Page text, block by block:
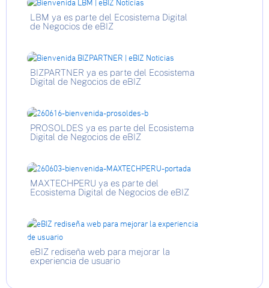
LBM ya es parte del Ecosistema Digital
de Negocios de eBIZ
BIZPARTNER ya es parte del Ecosistema
Digital de Negocios de eBIZ
PROSOLDES ya es parte del Ecosistema
Digital de Negocios de eBIZ
MAXTECHPERU ya es parte del
Ecosistema Digital de Negocios de eBIZ
eBIZ rediseña web para mejorar la
experiencia de usuario